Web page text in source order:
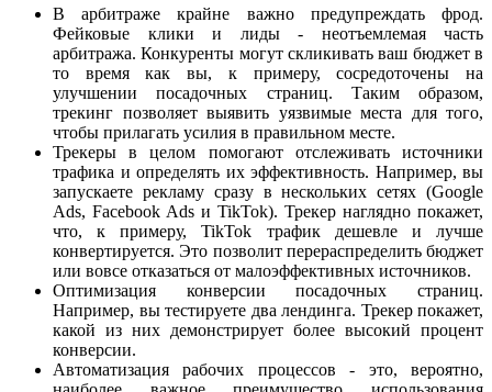
В арбитраже крайне важно предупреждать фрод.
Фейковые клики и лиды - неотъемлемая часть
арбитража. Конкуренты могут скликивать ваш бюджет в
то время как вы, к примеру, сосредоточены на
улучшении посадочных страниц. Таким образом,
трекинг позволяет выявить уязвимые места для того,
чтобы прилагать усилия в правильном месте.
Трекеры в целом помогают отслеживать источники
трафика и определять их эффективность. Например, вы
запускаете рекламу сразу в нескольких сетях (Google
Ads, Facebook Ads и TikTok). Трекер наглядно покажет,
что, к примеру, TikTok трафик дешевле и лучше
конвертируется. Это позволит перераспределить бюджет
или вовсе отказаться от малоэффективных источников.
Оптимизация конверсии посадочных страниц.
Например, вы тестируете два лендинга. Трекер покажет,
какой из них демонстрирует более высокий процент
конверсии.
Автоматизация рабочих процессов - это, вероятно,